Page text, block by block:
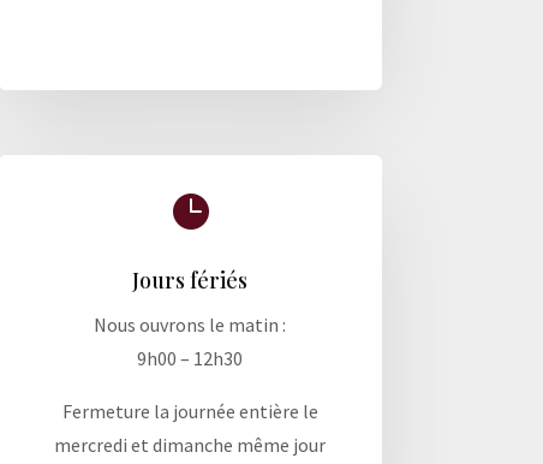

Jours fériés
Nous ouvrons le matin :
9h00 – 12h30
Fermeture la journée entière le
mercredi et dimanche même jour